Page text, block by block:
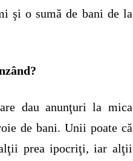
şi o sumă de bani de la
dau anunţuri la mica
de bani. Unii poate că
prea ipocriţi, iar alţii